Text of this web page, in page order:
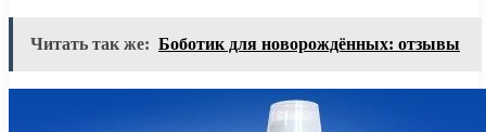
Читать так же: Боботик для новорождённых: отзывы